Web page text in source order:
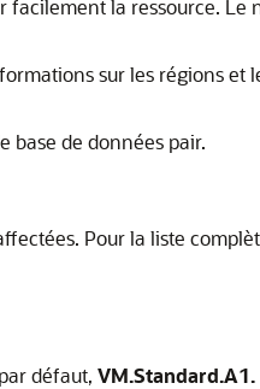
la ressource. Le
sur les régions et
base de données pair.
Pour la liste
défaut,